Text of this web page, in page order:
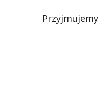
Przyjmujemy